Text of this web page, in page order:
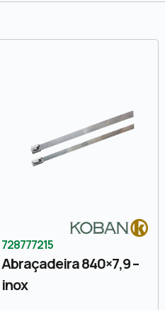
728777215
Abraçadeira 840×7,9 –
inox